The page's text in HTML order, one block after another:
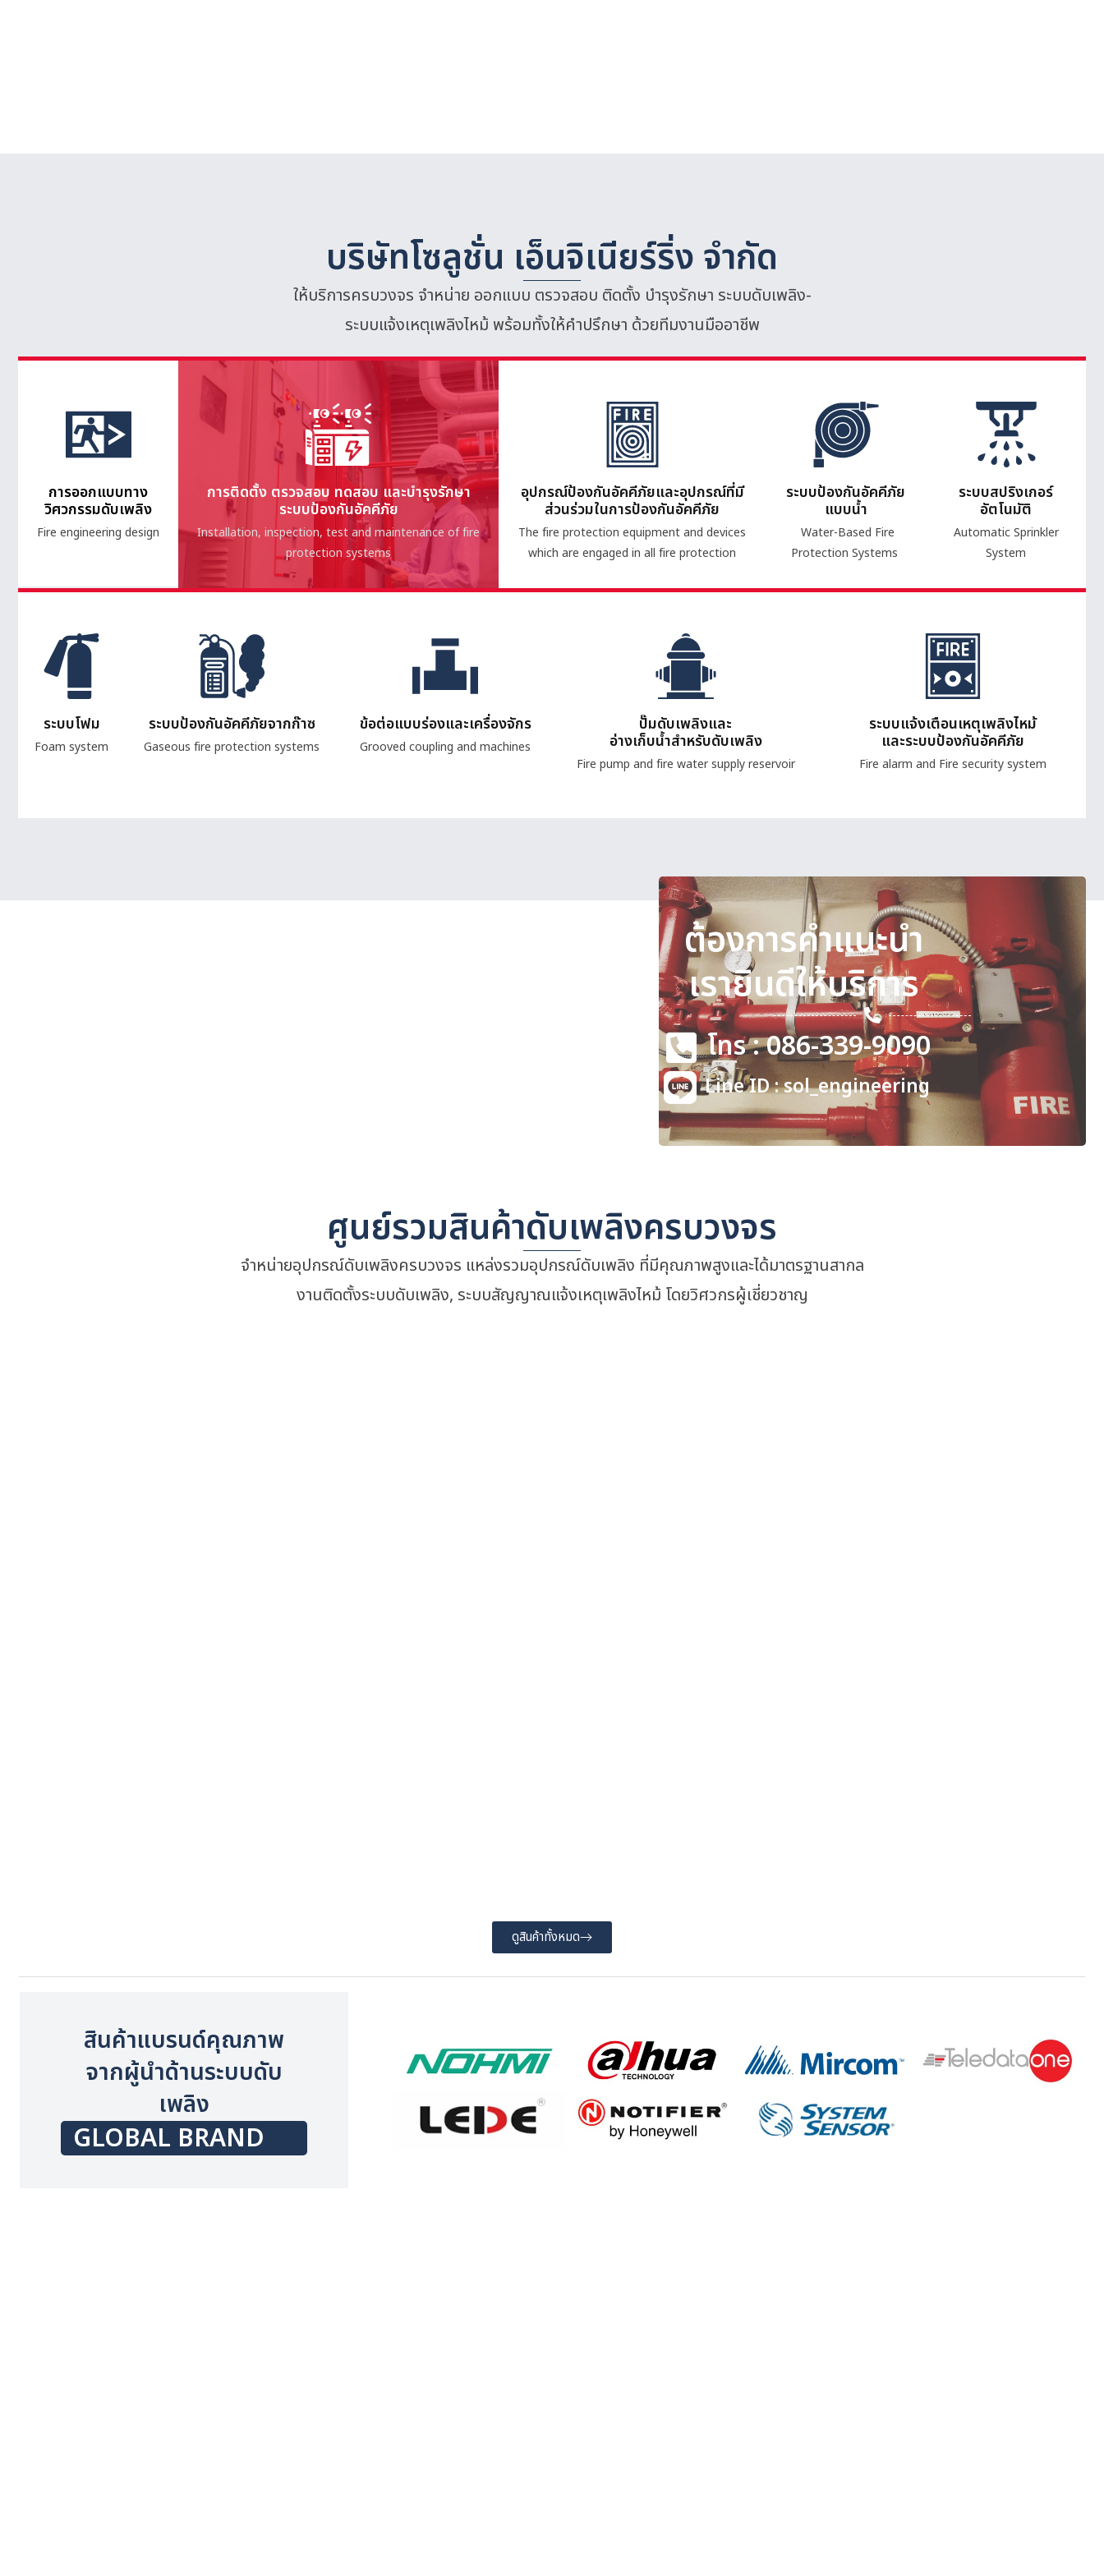
บริษัทโซลูชั่น เอ็นจิเนียร์ริ่ง จำกัด
ให้บริการครบวงจร จำหน่าย ออกแบบ ตรวจสอบ ติดตั้ง บำรุงรักษา ระบบดับเพลิง-
ระบบแจ้งเหตุเพลิงไหม้ พร้อมทั้งให้คำปรึกษา ด้วยทีมงานมืออาชีพ
การออกแบบทาง
วิศวกรรมดับเพลิง
Fire engineering design
การติดตั้ง ตรวจสอบ ทดสอบ และบำรุงรักษา
ระบบป้องกันอัคคีภัย
Installation, inspection, test and maintenance of fire
protection systems
อุปกรณ์ป้องกันอัคคีภัยและอุปกรณ์ที่มี
ส่วนร่วมในการป้องกันอัคคีภัย
The fire protection equipment and devices
which are engaged in all fire protection
ระบบป้องกันอัคคีภัย
แบบน้ำ
Water-Based Fire
Protection Systems
ระบบสปริงเกอร์
อัตโนมัติ
Automatic Sprinkler
System
ระบบโฟม
Foam system
ระบบป้องกันอัคคีภัยจากก๊าซ
Gaseous fire protection systems
ข้อต่อแบบร่องและเครื่องจักร
Grooved coupling and machines
ปั๊มดับเพลิงและ
อ่างเก็บน้ำสำหรับดับเพลิง
Fire pump and fire water supply reservoir
ระบบแจ้งเตือนเหตุเพลิงไหม้
และระบบป้องกันอัคคีภัย
Fire alarm and Fire security system
ต้องการคำแนะนำ
เรายินดีให้บริการ
โทร : 086-339-9090
Line ID : sol_engineering
ศูนย์รวมสินค้าดับเพลิงครบวงจร
จำหน่ายอุปกรณ์ดับเพลิงครบวงจร แหล่งรวมอุปกรณ์ดับเพลิง ที่มีคุณภาพสูงและได้มาตรฐานสากล
งานติดตั้งระบบดับเพลิง, ระบบสัญญาณแจ้งเหตุเพลิงไหม้ โดยวิศวกรผู้เชี่ยวชาญ
ดูสินค้าทั้งหมด
สินค้าแบรนด์คุณภาพ
จากผู้นำด้านระบบดับ
เพลิง
GLOBAL BRAND